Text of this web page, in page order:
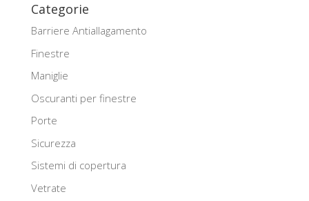
Categorie
Barriere Antiallagamento
Finestre
Maniglie
Oscuranti per finestre
Porte
Sicurezza
Sistemi di copertura
Vetrate